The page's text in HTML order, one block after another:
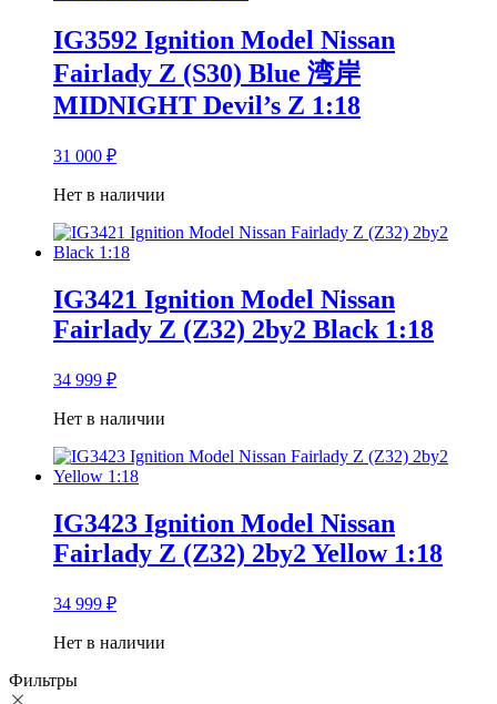
IG3592 Ignition Model Nissan
Fairlady Z (S30) Blue 湾岸
MIDNIGHT Devil’s Z 1:18
31 000 ₽
Нет в наличии
IG3421 Ignition Model Nissan
Fairlady Z (Z32) 2by2 Black 1:18
34 999 ₽
Нет в наличии
IG3423 Ignition Model Nissan
Fairlady Z (Z32) 2by2 Yellow 1:18
34 999 ₽
Нет в наличии
Фильтры